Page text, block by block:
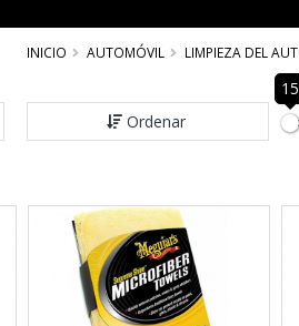
INICIO AUTOMÓVIL LIMPIEZA DEL
Ordenar
15